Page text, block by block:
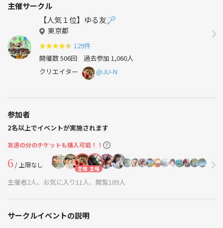
主催サークル
【人気１位】ゆる友🏸
東京都
★★★★★ 129件
開催数 506回 過去参加 1,060人
クリエイター
@JU-N
参加者
2名以上でイベントが実施されます
友達の分のチケットも購入可能！！
6/ 上限なし 主催 主催
主催者2人、お気に入り11人、閲覧189人
サークルイベントの説明